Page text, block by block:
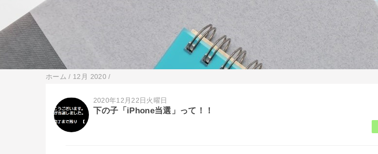
ホーム / 12月 2020 /
2020年12月22日火曜日
下の子「iPhone当選」って！！